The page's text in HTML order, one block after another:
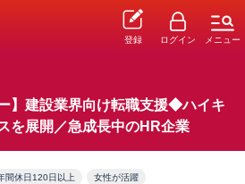
登録 ログイン メニュー
】建設業界向け転職支援◆ハイキ
を展開／急成長中のHR企業
間休日120日以上 女性が活躍